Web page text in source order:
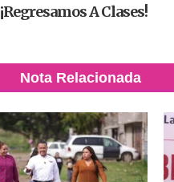
¡Regresamos A Clases!
Nota Relacionada